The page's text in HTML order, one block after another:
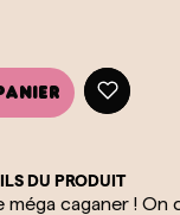
DU PRODUIT
méga caganer ! On